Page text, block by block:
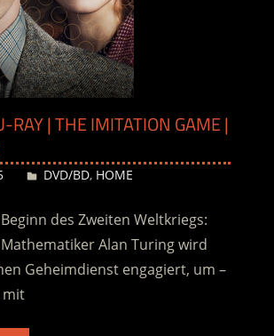
RAY | THE IMITATION GAME |
Desiree
DVD/BD, HOME
des Zweiten Weltkriegs:
Alan Turing wird
Geheimdienst engagiert, um –
mit